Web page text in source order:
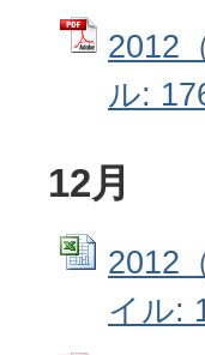
2012
ル:
12月
2012
イル: